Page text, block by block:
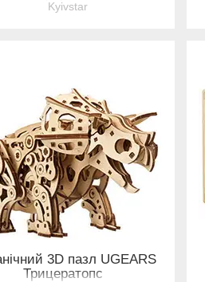
Kyivstar
3D пазл UGEARS
Трицератопс